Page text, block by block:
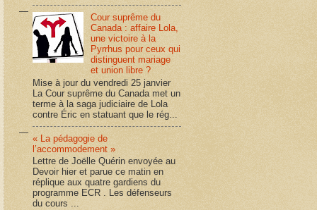
Cour suprême du
Canada : affaire Lola,
une victoire à la
Pyrrhus pour ceux qui
distinguent mariage
et union libre ?
Mise à jour du vendredi 25 janvier
La Cour suprême du Canada met un
terme à la saga judiciaire de Lola
contre Éric en statuant que le rég...
« La pédagogie de
l’accommodement »
Lettre de Joëlle Quérin envoyée au
Devoir hier et parue ce matin en
réplique aux quatre gardiens du
programme ECR . Les défenseurs
du cours ...